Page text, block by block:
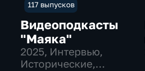
117 выпусков
Видеоподкасты
"Маяка"
2025, Интервью,
Исторические,